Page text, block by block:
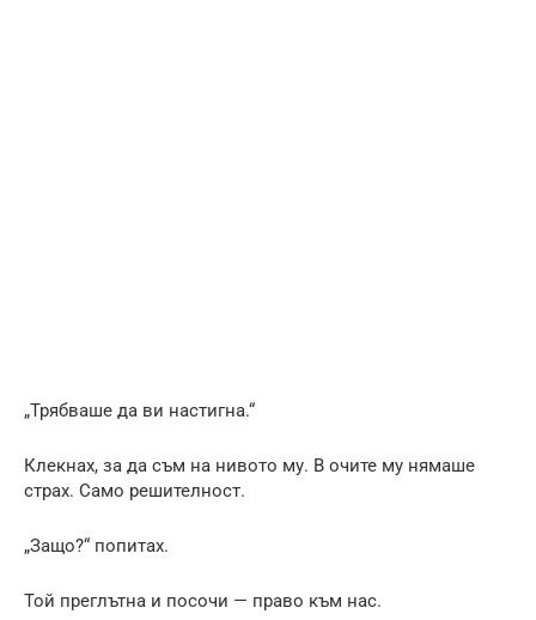
„Трябваше да ви настигна.“
Клекнах, за да съм на нивото му. В очите му нямаше
страх. Само решителност.
„Защо?“ попитах.
Той преглътна и посочи — право към нас.